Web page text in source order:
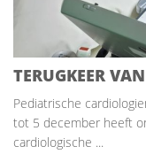
TERUGKEER
Pediatrische
tot 5 december heeft
cardiologische ...